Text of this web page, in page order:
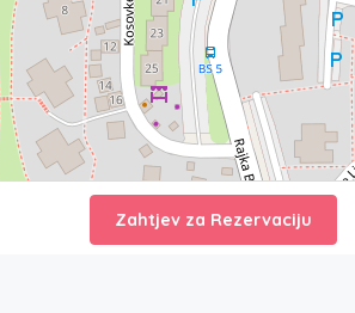
Zahtjev za Rezervaciju